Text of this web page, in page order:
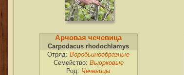
Арчовая чечевица
Carpodacus rhodochlamys
Отряд: Воробьинообразные
Семейство: Вьюрковые
Род: Чечевицы